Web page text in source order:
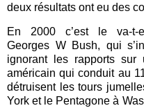
deux résultats ont eu des
En 2000 c’est le va-t-
Georges W Bush, qui
ignorant les rapports sur
américain qui conduit au
détruisent les tours
York et le Pentagone à